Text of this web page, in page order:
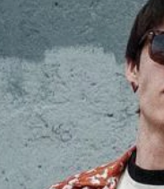
¡Suscribite y recibí todas